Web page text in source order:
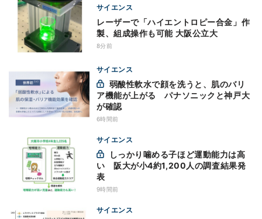
サイエンス
レーザーで「ハイエントロピー合金」作
製、組成操作も可能 大阪公立大
8分前
サイエンス
ア機能が上がる パナソニックと神戸大
が確認
6時間前
サイエンス
い 阪大が小4約1,200人の調査結果発
表
9時間前
サイエンス